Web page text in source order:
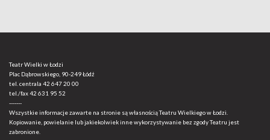
Teatr Wielki w Łodzi
Plac Dąbrowskiego, 90-249 Łódź
tel. centrala 42 647 20 00
tel./fax42 631 95 52
-------
Wszystkie informacje zawarte na stronie są własnością Teatru Wielkiego w Łodzi.
Kopiowanie, powielanie lub jakiekolwiek inne wykorzystywanie bez zgody Teatru jest
zabronione.